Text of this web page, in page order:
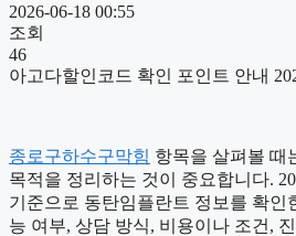
2026-06-18 00:55
조회
46
아고다할인코드 확인 포인트 안내
종로구하수구막힘 항목을 살펴볼 때
목적을 정리하는 것이 중요합니다.
기준으로 동탄임플란트 정보를 확인
능 여부, 상담 방식, 비용이나 조건,